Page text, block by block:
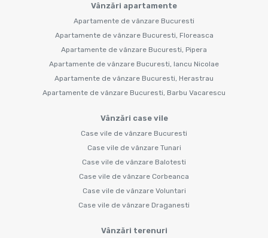
Vânzări apartamente
Apartamente de vânzare Bucuresti
Apartamente de vânzare Bucuresti, Floreasca
Apartamente de vânzare Bucuresti, Pipera
Apartamente de vânzare Bucuresti, Iancu Nicolae
Apartamente de vânzare Bucuresti, Herastrau
Apartamente de vânzare Bucuresti, Barbu Vacarescu
Vânzări case vile
Case vile de vânzare Bucuresti
Case vile de vânzare Tunari
Case vile de vânzare Balotesti
Case vile de vânzare Corbeanca
Case vile de vânzare Voluntari
Case vile de vânzare Draganesti
Vânzări terenuri